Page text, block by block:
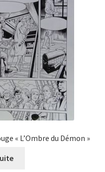
« L’Ombre du Démon »